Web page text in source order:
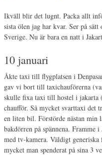
Ikväll blir det lugnt. Packa allt
sista ölen jag har kvar. Ser på
Sverige. Nu är bara en natt i
10 januari
Åkte taxi till flygplatsen i
gav vi bort till taxichauförerna
skulle fixa taxi till hostel i jakarta
chaufför. Så mycket svarttaxi
en liten bil. Förstörde nästan min
bakdörren på spännena. Framme
med tv-kamera. Väldigt generiska
mycket man spenderat på sina 3